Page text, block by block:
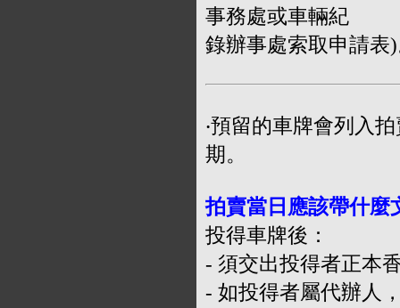
事務處或車輛紀
錄辦事處索取申請表
‧預留的車牌會列入
期。
拍賣當日應該帶什麼
投得車牌後：
- 須交出投得者正本
- 如投得者屬代辦人